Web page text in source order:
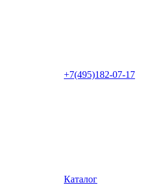
+7(495)182-07-17
Каталог